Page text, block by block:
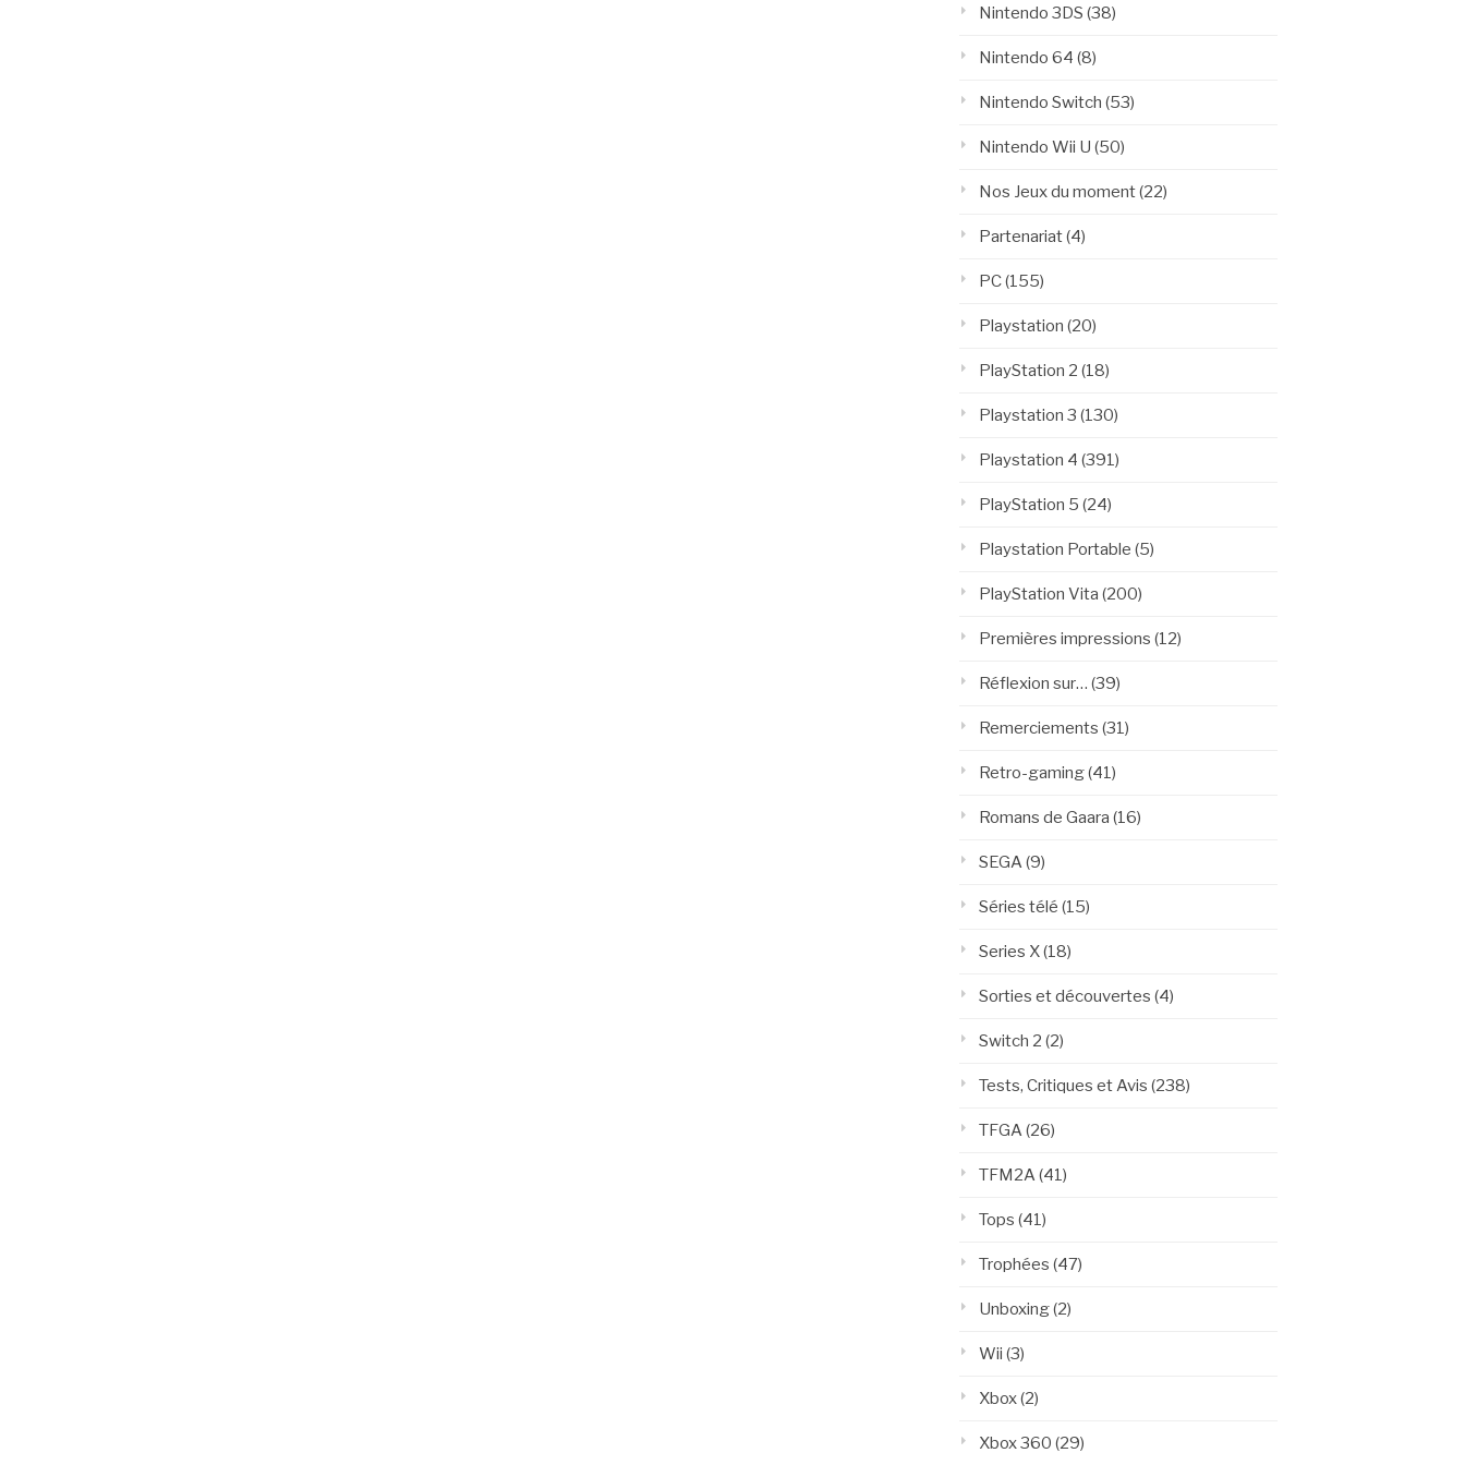
Nintendo 3DS (38)
Nintendo 64 (8)
Nintendo Switch (53)
Nintendo Wii U (50)
Nos Jeux du moment(22)
Partenariat(4)
PC(155)
Playstation (20)
PlayStation 2 (18)
Playstation 3 (130)
Playstation 4 (391)
PlayStation 5 (24)
Playstation Portable (5)
PlayStation Vita (200)
Premières impressions (12)
Réflexion sur… (39)
Remerciements (31)
Retro-gaming(41)
Romans de Gaara (16)
SEGA (9)
Séries télé (15)
Series X(18)
Sorties et découvertes (4)
Switch 2 (2)
Tests, Critiques et Avis (238)
TFGA (26)
TFM2A (41)
Tops (41)
Trophées (47)
Unboxing(2)
Wii (3)
Xbox(2)
Xbox 360 (29)